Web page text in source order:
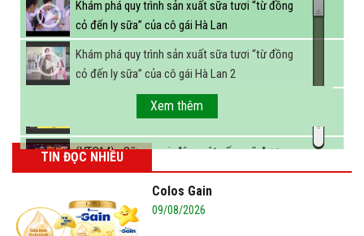
Khám phá quy trình sản xuất sữa tươi “từ đồng
cỏ đến ly sữa” của cô gái Hà Lan
Khám phá quy trình sản xuất sữa tươi “từ đồng
Khám phá quy trình sản xuất sữa tươi “từ đồng
FBNC - Ngành sữa hướng tới mục tiêu 3,4 tỷ lít
sữa vào năm 2025
Xem thêm